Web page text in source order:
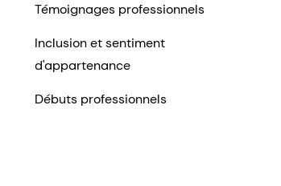
Témoignages professionnels
Inclusion et sentiment
d'appartenance
Débuts professionnels